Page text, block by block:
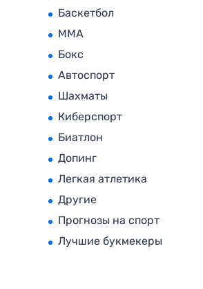
Баскетбол
MMA
Бокс
Автоспорт
Шахматы
Киберспорт
Биатлон
Допинг
Легкая атлетика
Другие
Прогнозы на спорт
Лучшие букмекеры